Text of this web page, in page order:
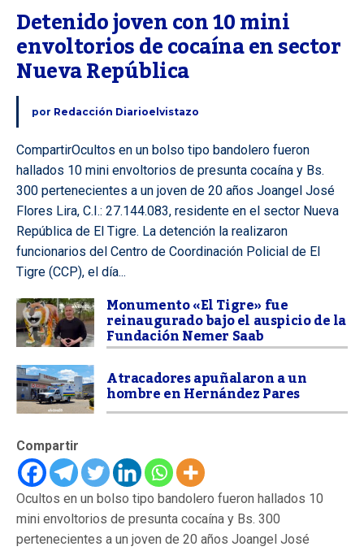
Detenido joven con 10 mini
envoltorios de cocaína en sector
Nueva República
por Redacción Diarioelvistazo
CompartirOcultos en un bolso tipo bandolero fueron
hallados 10 mini envoltorios de presunta cocaína y Bs.
300 pertenecientes a un joven de 20 años Joangel José
Flores Lira, C.I.: 27.144.083, residente en el sector Nueva
República de El Tigre. La detención la realizaron
funcionarios del Centro de Coordinación Policial de El
Tigre (CCP), el día...
Monumento «El Tigre» fue
reinaugurado bajo el auspicio de la
Fundación Nemer Saab
Atracadores apuñalaron a un
hombre en Hernández Pares
Compartir
Ocultos en un bolso tipo bandolero fueron hallados 10
mini envoltorios de presunta cocaína y Bs. 300
pertenecientes a un joven de 20 años Joangel José